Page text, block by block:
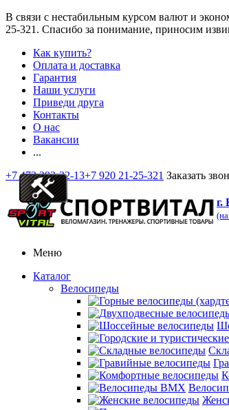
В связи с нестабильным курсом валют и
25-321 . Спасибо за понимание, приносим
Как купить?
Оплата и доставка
Гарантия
Наши услуги
Приведи друга
Контакты
О нас
Вакансии
...
+7 473 292-32-13+7 920 21-25-321 Заказать
г.
Меню
Каталог
Велосипеды